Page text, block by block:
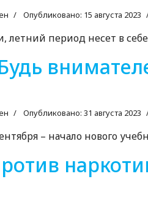
Опубликовано: 15 августа 2023
период несет в себе
Опубликовано: 31 августа 2023
– начало нового